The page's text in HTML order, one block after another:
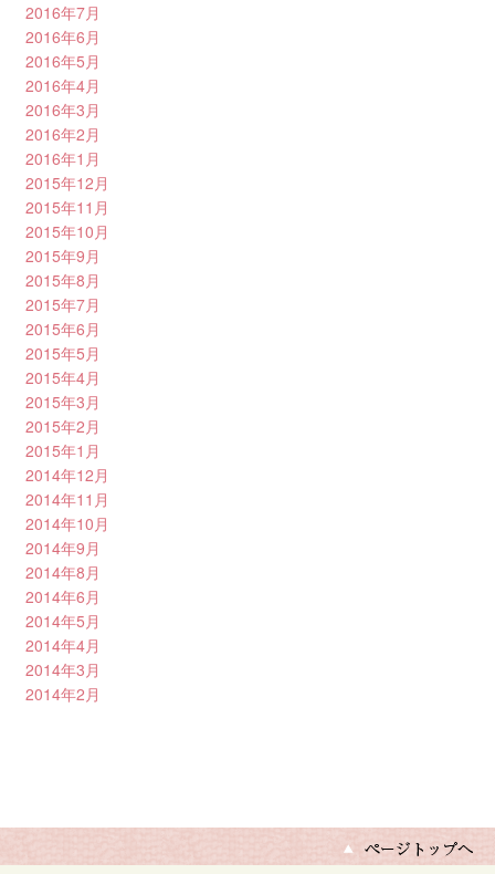
2016年7月
2016年6月
2016年5月
2016年4月
2016年3月
2016年2月
2016年1月
2015年12月
2015年11月
2015年10月
2015年9月
2015年8月
2015年7月
2015年6月
2015年5月
2015年4月
2015年3月
2015年2月
2015年1月
2014年12月
2014年11月
2014年10月
2014年9月
2014年8月
2014年6月
2014年5月
2014年4月
2014年3月
2014年2月